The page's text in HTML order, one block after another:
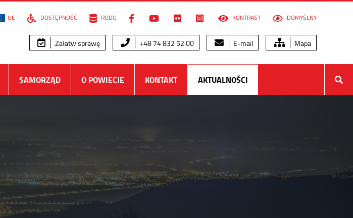
UE DOSTĘPNOŚĆ RODO KONTRAST DOMYŚLNY
Załatw sprawę +48 74 832 52 00 E-mail Mapa
SAMORZĄD O POWIECIE KONTAKT AKTUALNOŚCI